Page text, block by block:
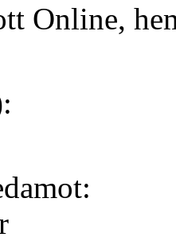
Online,